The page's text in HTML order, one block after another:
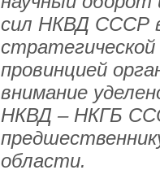
сил НКВД СССР
провинцией
внимание
НКВД – НКГБ
области.